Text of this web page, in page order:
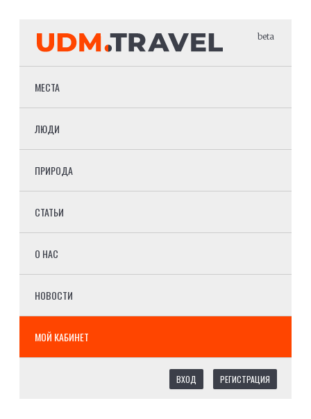
beta
МЕСТА
ЛЮДИ
ПРИРОДА
СТАТЬИ
О НАС
НОВОСТИ
МОЙ КАБИНЕТ
ВХОД РЕГИСТРАЦИЯ